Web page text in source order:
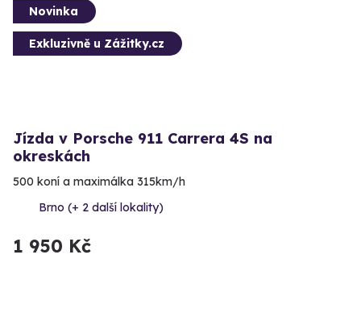
Novinka
Exkluzivně u Zážitky.cz
Jízda v Porsche 911 Carrera 4S na
okreskách
500 koní a maximálka 315km/h
Brno (+ 2 další lokality)
1 950 Kč